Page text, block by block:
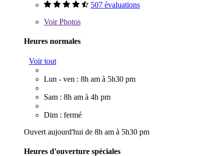
507 évaluations
VoirPhotos
Heures normales
Voir tout
Lun - ven : 8h am à 5h30 pm
Sam : 8h am à 4h pm
Dim : fermé
Ouvert aujourd'hui de 8h am à 5h30 pm
Heures d'ouverture spéciales